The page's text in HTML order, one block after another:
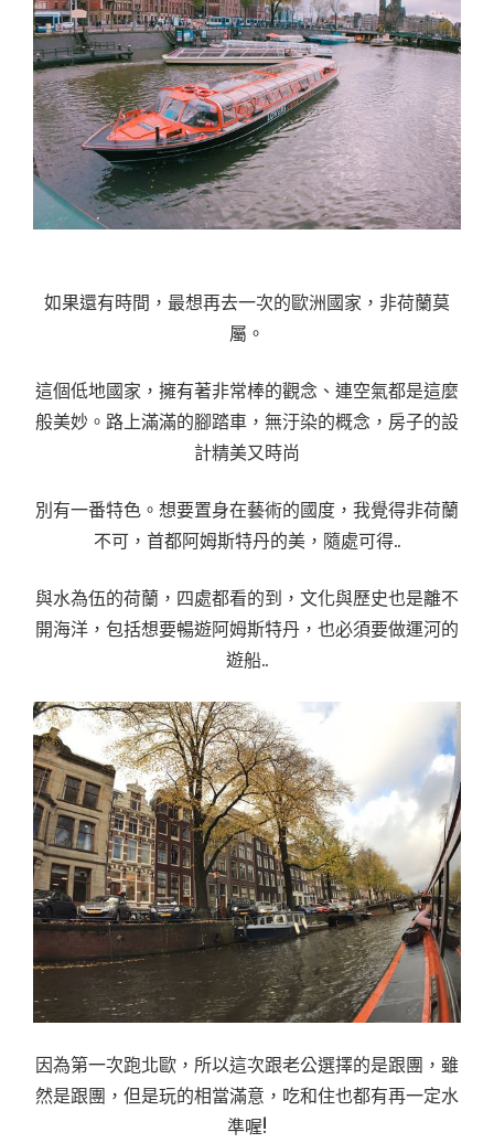
如果還有時間，最想再去一次的歐洲國家，非荷蘭莫
屬。
這個低地國家，擁有著非常棒的觀念、連空氣都是這麼
般美妙。路上滿滿的腳踏車，無汙染的概念，房子的設
計精美又時尚
別有一番特色。想要置身在藝術的國度，我覺得非荷蘭
不可，首都阿姆斯特丹的美，隨處可得..
與水為伍的荷蘭，四處都看的到，文化與歷史也是離不
開海洋，包括想要暢遊阿姆斯特丹，也必須要做運河的
遊船..
因為第一次跑北歐，所以這次跟老公選擇的是跟團，雖
然是跟團，但是玩的相當滿意，吃和住也都有再一定水
準喔!